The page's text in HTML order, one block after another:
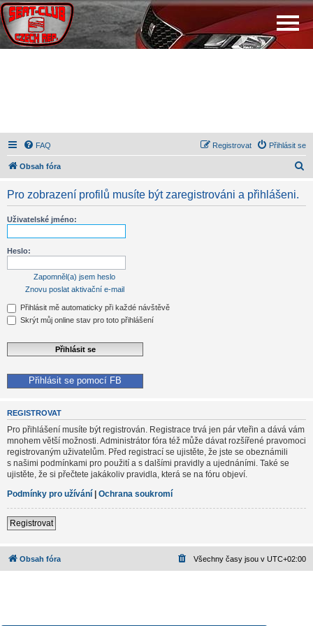
FAQ Přihlásit se
Registrovat
Obsah fóra
Pro zobrazení profilů musíte být zaregistrováni a přihlášeni.
Uživatelské jméno:
Heslo:
Zapomněl(a) jsem heslo
Znovu poslat aktivační e-mail
Přihlásit mě automaticky při každé návštěvě
Skrýt můj online stav pro toto přihlášení
Přihlásit se pomocí FB
REGISTROVAT
Pro přihlášení musíte být registrován. Registrace trvá jen pár vteřin a dává vám
mnohem větší možnosti. Administrátor fóra též může dávat rozšířené pravomoci
registrovaným uživatelům. Před registrací se ujistěte, že jste se obeznámili
s našimi podmínkami pro použití a s dalšími pravidly a ujednáními. Také se
ujistěte, že si přečtete jakákoliv pravidla, která se na fóru objeví.
Podmínky pro užívání | Ochrana soukromí
Registrovat
Obsah fóra Všechny časy jsou v UTC+02:00